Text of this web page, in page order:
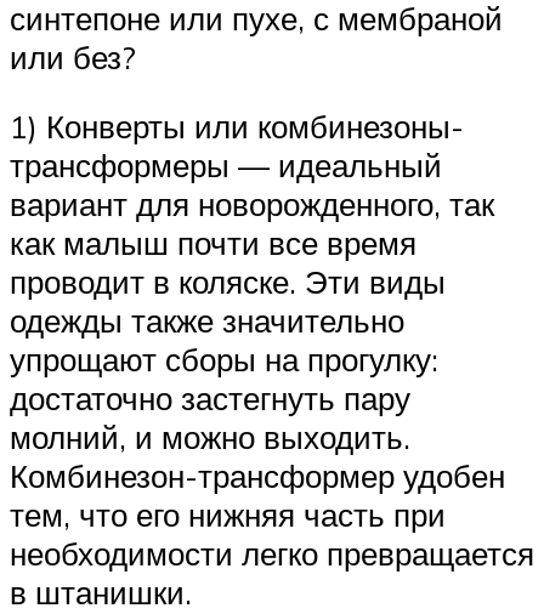
синтепоне или пухе, с мембраной
или без?
1) Конверты или комбинезоны-
трансформеры — идеальный
вариант для новорожденного, так
как малыш почти все время
проводит в коляске. Эти виды
одежды также значительно
упрощают сборы на прогулку:
достаточно застегнуть пару
молний, и можно выходить.
Комбинезон-трансформер удобен
тем, что его нижняя часть при
необходимости легко превращается
в штанишки.